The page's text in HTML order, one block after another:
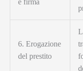
e firma
6. Erogazione
del prestito